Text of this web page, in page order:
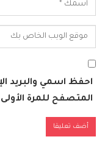
احفظ اسمي والبريد
المتصفح للمرة